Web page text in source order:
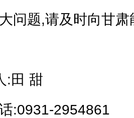
问题,请及时向甘
:田 甜
:0931-2954861